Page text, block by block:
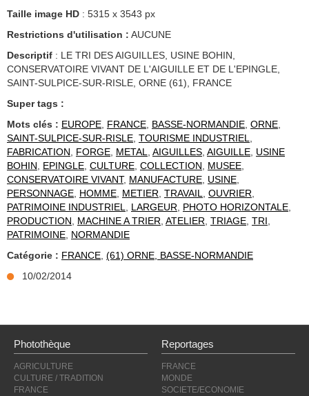
Taille image HD : 5315 x 3543 px
Restrictions d'utilisation : AUCUNE
Descriptif : LE TRI DES AIGUILLES, USINE BOHIN,
CONSERVATOIRE VIVANT DE L'AIGUILLE ET DE L'EPINGLE,
SAINT-SULPICE-SUR-RISLE, ORNE (61), FRANCE
Super tags :
Mots clés : EUROPE, FRANCE, BASSE-NORMANDIE, ORNE,
SAINT-SULPICE-SUR-RISLE, TOURISME INDUSTRIEL,
FABRICATION, FORGE, METAL, AIGUILLES, AIGUILLE, USINE
BOHIN, EPINGLE, CULTURE, COLLECTION, MUSEE,
CONSERVATOIRE VIVANT, MANUFACTURE, USINE,
PERSONNAGE, HOMME, METIER, TRAVAIL, OUVRIER,
PATRIMOINE INDUSTRIEL, LARGEUR, PHOTO HORIZONTALE,
PRODUCTION, MACHINE A TRIER, ATELIER, TRIAGE, TRI,
PATRIMOINE, NORMANDIE
Catégorie : FRANCE, (61) ORNE, BASSE-NORMANDIE
10/02/2014
Photothèque
AGRICULTURE
CULTURE / TRADITION
FRANCE
Reportages
FRANCE
MONDE
SOCIETE/ECONOMIE